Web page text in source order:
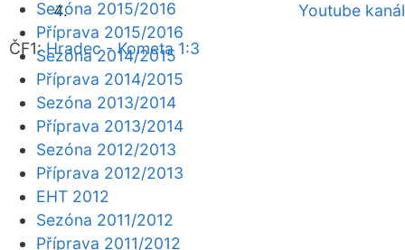
Youtube kanál
ČF1:Hradec - Kometa 1:3
Sezóna 2015/2016
Příprava 2015/2016
Sezóna 2014/2015
Příprava 2014/2015
Sezóna 2013/2014
Příprava 2013/2014
Sezóna 2012/2013
Příprava 2012/2013
EHT 2012
Sezóna 2011/2012
Příprava 2011/2012